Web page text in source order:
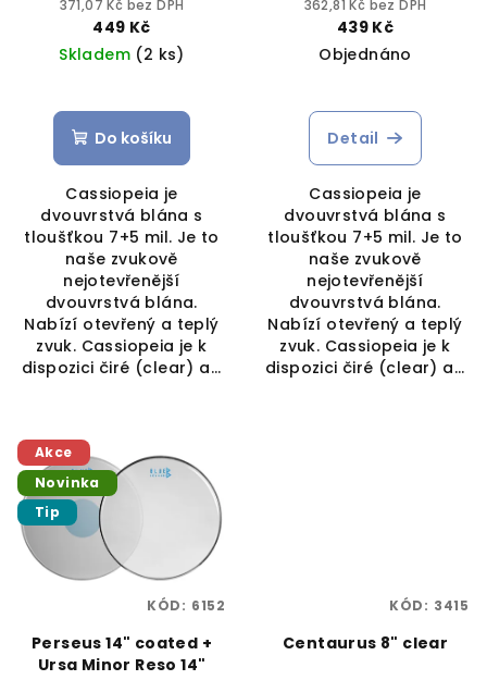
371,07 Kč bez DPH
449 Kč
Skladem (2 ks)
Do košíku
Cassiopeia je
dvouvrstvá blána s
tloušťkou 7+5 mil. Je to
naše zvukově
nejotevřenější
dvouvrstvá blána.
Nabízí otevřený a teplý
zvuk. Cassiopeia je k
dispozici čiré (clear) a...
362,81 Kč bez DPH
439 Kč
Objednáno
Detail
Cassiopeia je
dvouvrstvá blána s
tloušťkou 7+5 mil. Je to
naše zvukově
nejotevřenější
dvouvrstvá blána.
Nabízí otevřený a teplý
zvuk. Cassiopeia je k
dispozici čiré (clear) a...
Akce
Novinka
Tip
Perseus 14" coated +
Ursa Minor Reso 14"
KÓD: 6152
Centaurus 8" clear
KÓD: 3415